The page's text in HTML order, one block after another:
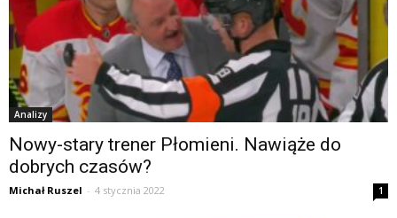
Analizy
Nowy-stary trener Płomieni. Nawiąże do
dobrych czasów?
Michał Ruszel - 4 stycznia 2022 1